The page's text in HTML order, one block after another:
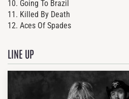
10. Going To Brazil
11. Killed By Death
12. Aces Of Spades
LINE UP